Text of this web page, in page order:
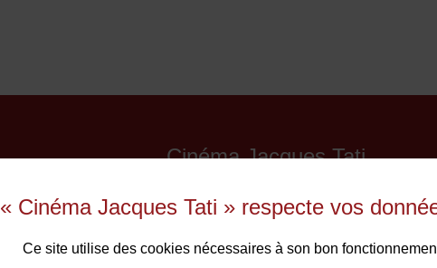
« Cinéma Jacques Tati » respecte vos
Ce site utilise des cookies nécessaires à son bon
Cinéma Jacques Tati
93290 Tremblay-en-France
01 48 61 87 55